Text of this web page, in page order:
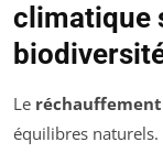
climatique
Le
équilibres